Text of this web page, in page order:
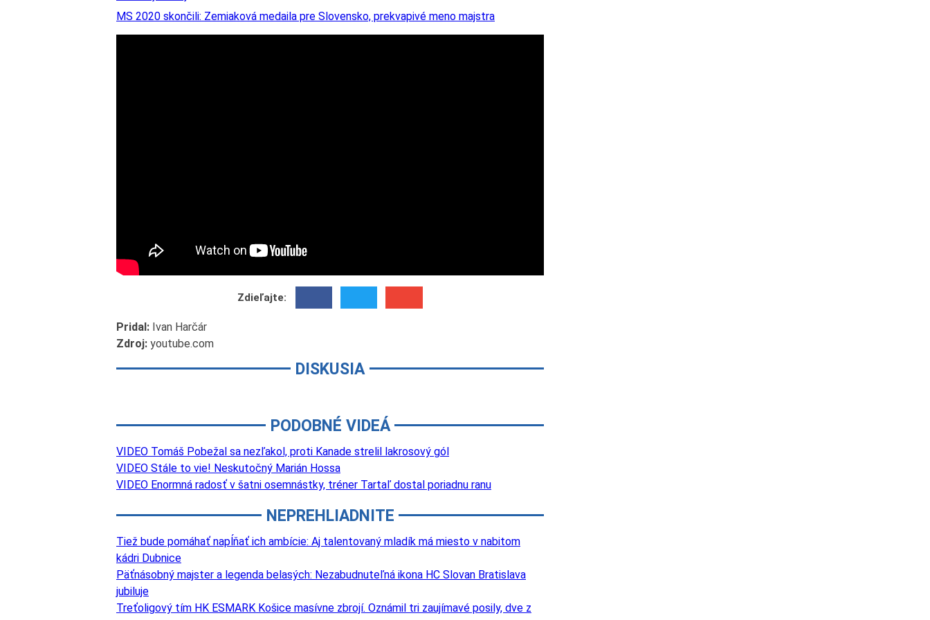
MS 2020 skončili: Zemiaková medaila pre Slovensko, prekvapivé meno majstra
Zdieľajte:
Pridal: Ivan Harčár
Zdroj: youtube.com
DISKUSIA
PODOBNÉ VIDEÁ
VIDEO Tomáš Pobežal sa nezľakol, proti Kanade strelil lakrosový gól
VIDEO Stále to vie! Neskutočný Marián Hossa
VIDEO Enormná radosť v šatni osemnástky, tréner Tartaľ dostal poriadnu ranu
NEPREHLIADNITE
Tiež bude pomáhať napĺňať ich ambície: Aj talentovaný mladík má miesto v nabitom
kádri Dubnice
Päťnásobný majster a legenda belasých: Nezabudnuteľná ikona HC Slovan Bratislava
jubiluje
Treťoligový tím HK ESMARK Košice masívne zbrojí. Oznámil tri zaujímavé posily, dve z